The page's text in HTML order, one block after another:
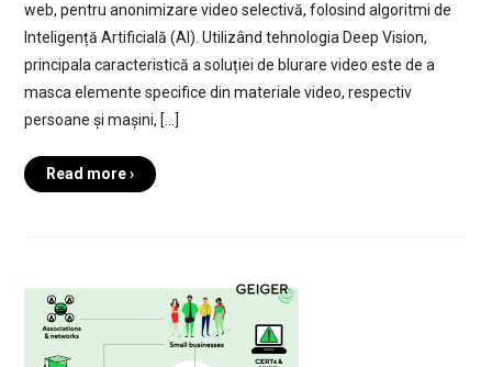
web, pentru anonimizare video selectivă, folosind algoritmi de
Inteligență Artificială (AI). Utilizând tehnologia Deep Vision,
principala caracteristică a soluției de blurare video este de a
masca elemente specifice din materiale video, respectiv
persoane și mașini, […]
Read more ›